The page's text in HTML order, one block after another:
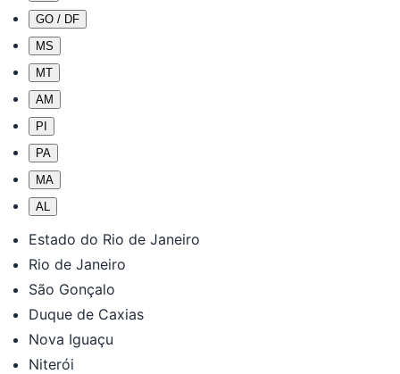
GO / DF
MS
MT
AM
PI
PA
MA
AL
Estado do Rio de Janeiro
Rio de Janeiro
São Gonçalo
Duque de Caxias
Nova Iguaçu
Niterói